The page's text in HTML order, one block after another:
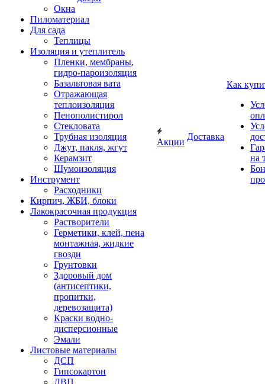
Окна
Пиломатериал
Для сада
Теплицы
Изоляция и утеплитель
Пленки, мембраны,
гидро-пароизоляция
Базальтовая вата
Отражающая
теплоизоляция
Пенополистирол
Стекловата
Трубная изоляция
Джут, пакля, жгут
Керамзит
Шумоизоляция
Инструмент
Расходники
Кирпич, ЖБИ, блоки
Лакокрасочная продукция
Растворители
Герметики, клей, пена
монтажная, жидкие
гвозди
Грунтовки
Здоровый дом
(антисептики,
пропитки,
деревозащита)
Краски водно-
дисперсионные
Эмали
Листовые материалы
ДСП
Гипсокартон
ДВП
Акции
Доставка
Как
на